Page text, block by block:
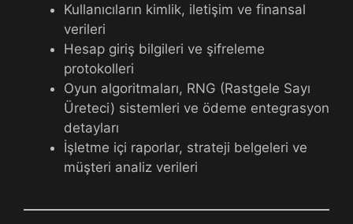
Kullanıcıların kimlik, iletişim ve finansal
verileri
Hesap giriş bilgileri ve şifreleme
protokolleri
Oyun algoritmaları, RNG (Rastgele Sayı
Üreteci) sistemleri ve ödeme entegrasyon
detayları
İşletme içi raporlar, strateji belgeleri ve
müşteri analiz verileri